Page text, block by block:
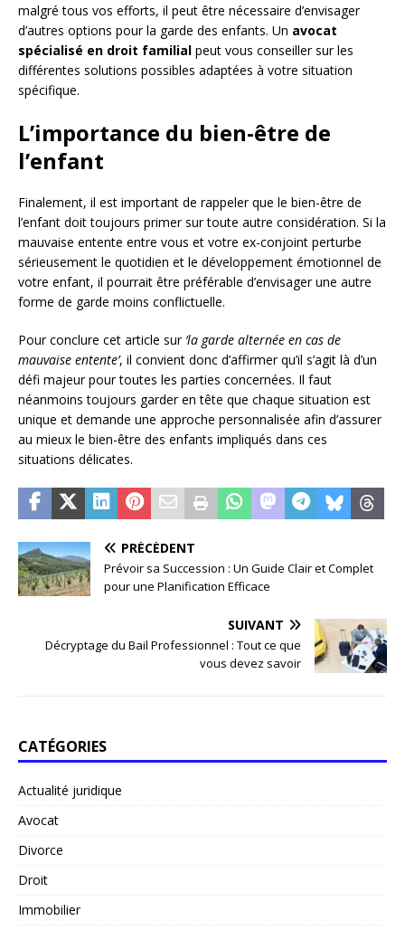
malgré tous vos efforts, il peut être nécessaire d’envisager
d’autres options pour la garde des enfants. Un avocat
spécialisé en droit familial peut vous conseiller sur les
différentes solutions possibles adaptées à votre situation
spécifique.
L’importance du bien-être de
l’enfant
Finalement, il est important de rappeler que le bien-être de
l’enfant doit toujours primer sur toute autre considération. Si la
mauvaise entente entre vous et votre ex-conjoint perturbe
sérieusement le quotidien et le développement émotionnel de
votre enfant, il pourrait être préférable d’envisager une autre
forme de garde moins conflictuelle.
Pour conclure cet article sur ‘la garde alternée en cas de
mauvaise entente’, il convient donc d’affirmer qu’il s’agit là d’un
défi majeur pour toutes les parties concernées. Il faut
néanmoins toujours garder en tête que chaque situation est
unique et demande une approche personnalisée afin d’assurer
au mieux le bien-être des enfants impliqués dans ces
situations délicates.
PRÉCÉDENT
Prévoir sa Succession : Un Guide Clair et Complet
pour une Planification Efficace
SUIVANT
Décryptage du Bail Professionnel : Tout ce que
vous devez savoir
CATÉGORIES
Actualité juridique
Avocat
Divorce
Droit
Immobilier